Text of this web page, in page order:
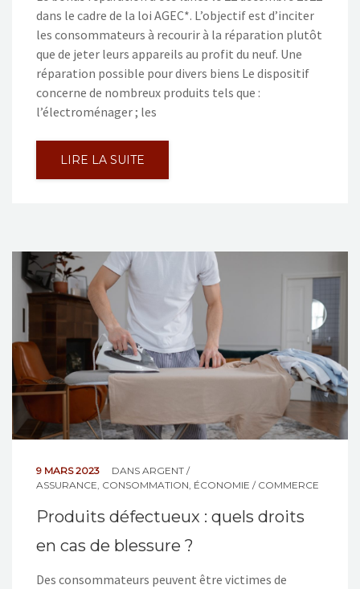
dans le cadre de la loi AGEC*. L’objectif est d’inciter
les consommateurs à recourir à la réparation plutôt
que de jeter leurs appareils au profit du neuf. Une
réparation possible pour divers biens Le dispositif
concerne de nombreux produits tels que :
l’électroménager ; les
LIRE LA SUITE
9 MARS 2023 DANS ARGENT /
ASSURANCE, CONSOMMATION, ÉCONOMIE / COMMERCE
Produits défectueux : quels droits
en cas de blessure ?
Des consommateurs peuvent être victimes de